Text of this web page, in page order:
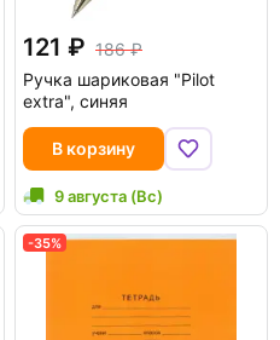
121
186
Ручка шариковая "Pilot
extra", синяя
В корзину
9 августа (Вс)
-35%